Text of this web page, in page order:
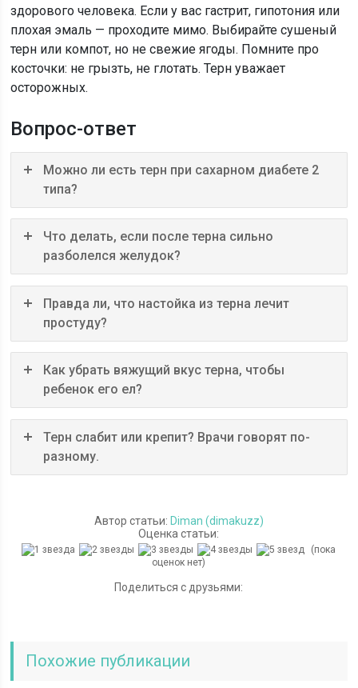
здорового человека. Если у вас гастрит, гипотония или
плохая эмаль — проходите мимо. Выбирайте сушеный
терн или компот, но не свежие ягоды. Помните про
косточки: не грызть, не глотать. Терн уважает
осторожных.
Вопрос-ответ
Можно ли есть терн при сахарном диабете 2
типа?
Что делать, если после терна сильно
разболелся желудок?
Правда ли, что настойка из терна лечит
простуду?
Как убрать вяжущий вкус терна, чтобы
ребенок его ел?
Терн слабит или крепит? Врачи говорят по-
разному.
Автор статьи: Diman (dimakuzz)
Оценка статьи:
(пока
оценок нет)
Поделиться с друзьями:
Похожие публикации